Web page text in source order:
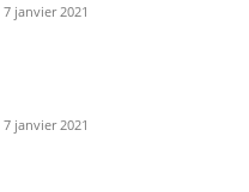
7 janvier 2021
7 janvier 2021